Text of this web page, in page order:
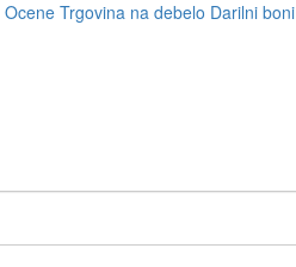
Ocene Trgovina na debelo Darilni boni